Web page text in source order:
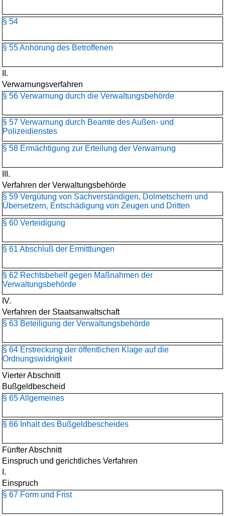
§ 54
§ 55 Anhörung des Betroffenen
II.
Verwarnungsverfahren
§ 56 Verwarnung durch die Verwaltungsbehörde
§ 57 Verwarnung durch Beamte des Außen- und
Polizeidienstes
§ 58 Ermächtigung zur Erteilung der Verwarnung
III.
Verfahren der Verwaltungsbehörde
§ 59 Vergütung von Sachverständigen, Dolmetschern und
Übersetzern, Entschädigung von Zeugen und Dritten
§ 60 Verteidigung
§ 61 Abschluß der Ermittlungen
§ 62 Rechtsbehelf gegen Maßnahmen der
Verwaltungsbehörde
IV.
Verfahren der Staatsanwaltschaft
§ 63 Beteiligung der Verwaltungsbehörde
§ 64 Erstreckung der öffentlichen Klage auf die
Ordnungswidrigkeit
Vierter Abschnitt
Bußgeldbescheid
§ 65 Allgemeines
§ 66 Inhalt des Bußgeldbescheides
Fünfter Abschnitt
Einspruch und gerichtliches Verfahren
I.
Einspruch
§ 67 Form und Frist